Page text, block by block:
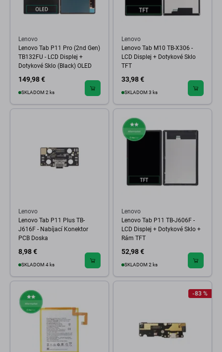
Lenovo
Lenovo Tab P11 Pro (2nd Gen)
TB132FU - LCD Displej +
Dotykové Sklo (Black) OLED
149,98 €
SKLADOM 2 ks
Lenovo
Lenovo Tab M10 TB-X306 -
LCD Displej + Dotykové Sklo
TFT
33,98 €
SKLADOM 3 ks
Lenovo
Lenovo Tab P11 Plus TB-
J616F - Nabíjací Konektor
PCB Doska
8,98 €
SKLADOM 4 ks
Lenovo
Lenovo Tab P11 TB-J606F -
LCD Displej + Dotykové Sklo +
Rám TFT
52,98 €
SKLADOM 2 ks
-83 %